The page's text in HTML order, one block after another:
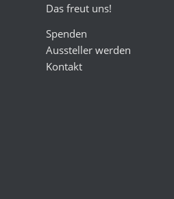
Das freut uns!
Spenden
Aussteller werden
Kontakt